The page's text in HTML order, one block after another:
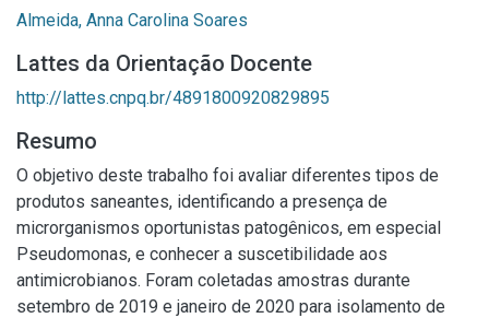
Almeida, Anna Carolina Soares
Lattes da Orientação Docente
http://lattes.cnpq.br/4891800920829895
Resumo
O objetivo deste trabalho foi avaliar diferentes tipos de
produtos saneantes, identificando a presença de
microrganismos oportunistas patogênicos, em especial
Pseudomonas, e conhecer a suscetibilidade aos
antimicrobianos. Foram coletadas amostras durante
setembro de 2019 e janeiro de 2020 para isolamento de